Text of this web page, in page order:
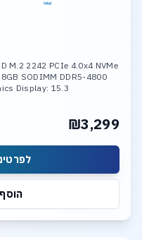
M.2 2242 PCIe 4.0x4 NVMe
SODIMM DDR5-4800
Display: 15.3
₪3,299